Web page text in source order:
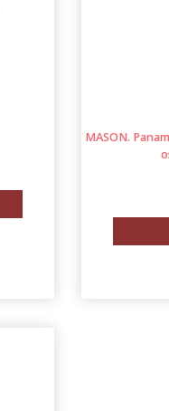
MASON.